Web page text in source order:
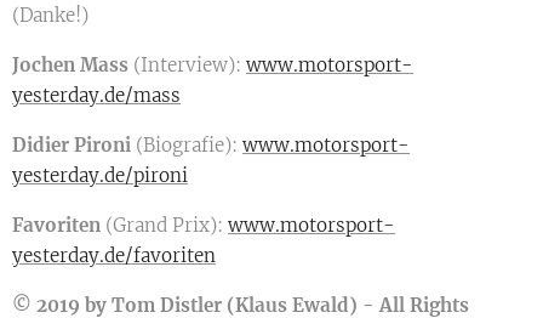
(Danke!)
Jochen Mass (Interview): www.motorsport-
yesterday.de/mass
Didier Pironi (Biografie): www.motorsport-
yesterday.de/pironi
Favoriten (Grand Prix): www.motorsport-
yesterday.de/favoriten
© 2019 by Tom Distler (Klaus Ewald) - All Rights